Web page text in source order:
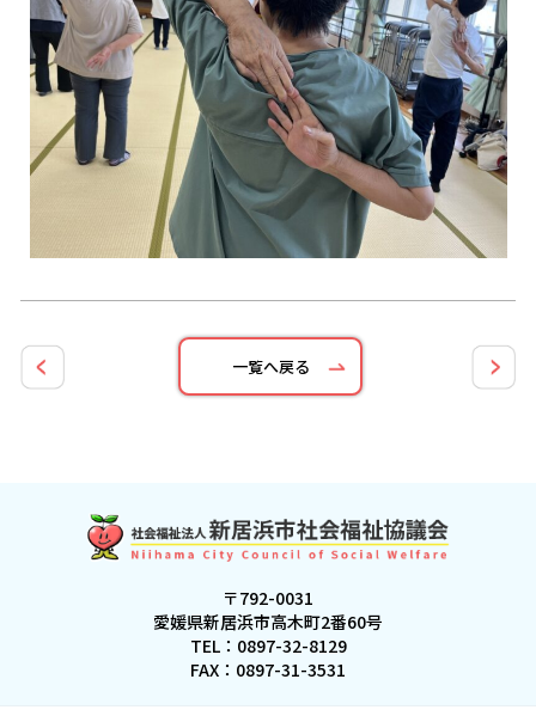
一覧へ戻る
〒792-0031
愛媛県新居浜市高木町2番60号
TEL： 0897-32-8129
FAX：0897-31-3531